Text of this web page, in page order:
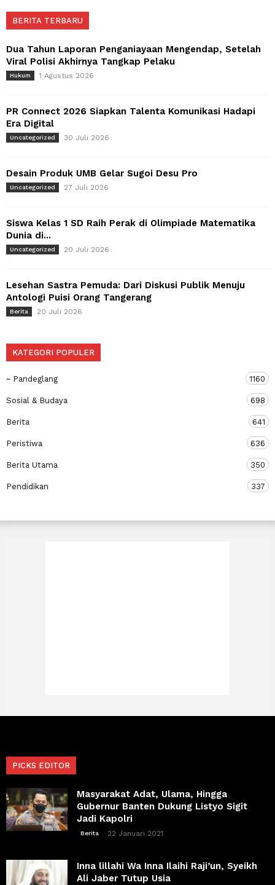
BERITA TERBARU
Dua Tahun Laporan Penganiayaan Mengendap, Setelah
Viral Polisi Akhirnya Tangkap Pelaku
Hukum 1 Agustus 2026
PR Connect 2026 Siapkan Talenta Komunikasi Hadapi
Era Digital
Uncategorized 30 Juli 2026
Desain Produk UMB Gelar Sugoi Desu Pro
Uncategorized 27 Juli 2026
Siswa Kelas 1 SD Raih Perak di Olimpiade Matematika
Dunia di...
Uncategorized 20 Juli 2026
Lesehan Sastra Pemuda: Dari Diskusi Publik Menuju
Antologi Puisi Orang Tangerang
Berita 20 Juli 2026
KATEGORI POPULER
~ Pandeglang 1160
Sosial & Budaya 698
Berita 641
Peristiwa 636
Berita Utama 350
Pendidikan 337
PICKS EDITOR
Masyarakat Adat, Ulama, Hingga
Gubernur Banten Dukung Listyo Sigit
Jadi Kapolri
Berita 22 Januari 2021
Inna lillahi Wa Inna Ilaihi Raji’un, Syeikh
Ali Jaber Tutup Usia